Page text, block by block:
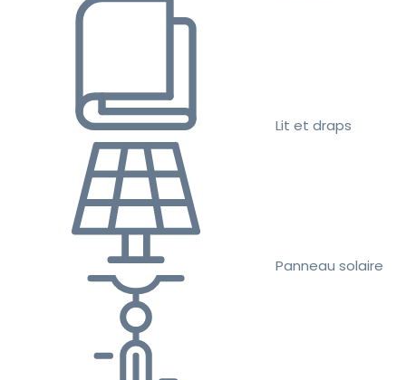
Lit et draps
Panneau solaire